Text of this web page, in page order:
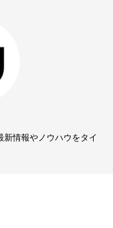
情報やノウハウをタイ